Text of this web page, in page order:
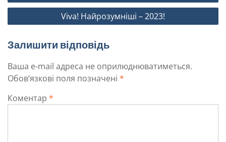
Viva! Найрозумніші – 2023!
Залишити відповідь
Ваша e-mail адреса не оприлюднюватиметься.
Обов’язкові поля позначені *
Коментар *